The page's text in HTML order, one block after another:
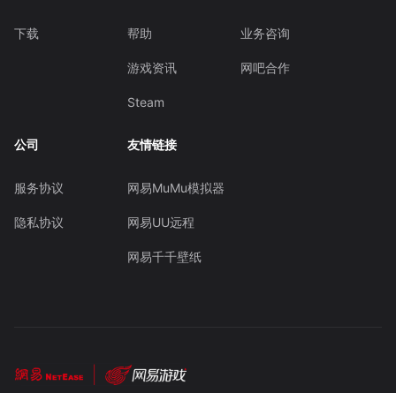
下载 帮助
游戏资讯
Steam
业务咨询
网吧合作
公司
服务协议
隐私协议
友情链接
网易MuMu模拟器
网易UU远程
网易千千壁纸